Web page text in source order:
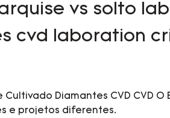
vs solto
cvd laboration
Cultivado Diamantes CVD CVD O
e projetos diferentes.